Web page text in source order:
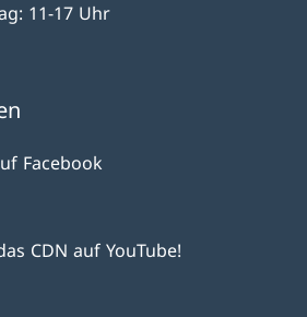
11-17 Uhr
Facebook
CDN auf YouTube!